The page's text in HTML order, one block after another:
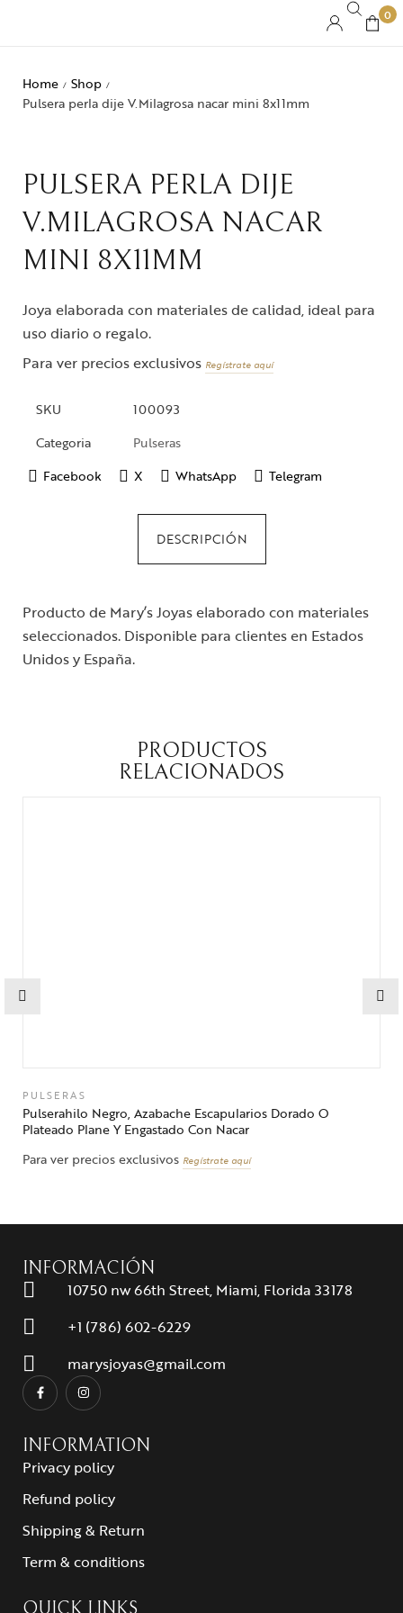
0
Home / Shop /
Pulsera perla dije V.Milagrosa nacar mini 8x11mm
PULSERA PERLA DIJE
V.MILAGROSA NACAR
MINI 8X11MM
Joya elaborada con materiales de calidad, ideal para
uso diario o regalo.
Para ver precios exclusivos Regístrate aquí
SKU
100093
Categoria
Pulseras
Facebook
X WhatsApp Telegram
DESCRIPCIÓN
Producto de Mary’s Joyas elaborado con materiales
seleccionados. Disponible para clientes en Estados
Unidos y España.
PRODUCTOS
RELACIONADOS
PULSERAS
Pulserahilo Negro, Azabache Escapularios Dorado O
Plateado Plane Y Engastado Con Nacar
Para ver precios exclusivos Regístrate aquí
INFORMACIÓN
10750 nw 66th Street, Miami, Florida 33178
+1 (786) 602-6229
marysjoyas@gmail.com
INFORMATION
Privacy policy
Refund policy
Shipping & Return
Term & conditions
QUICK LINKS